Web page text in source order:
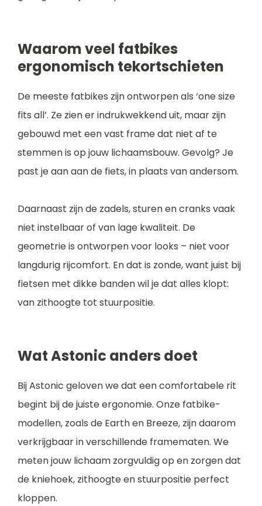
Waarom veel fatbikes
ergonomisch tekortschieten
De meeste fatbikes zijn ontworpen als ‘one size
fits all’. Ze zien er indrukwekkend uit, maar zijn
gebouwd met een vast frame dat niet af te
stemmen is op jouw lichaamsbouw. Gevolg? Je
past je aan aan de fiets, in plaats van andersom.
Daarnaast zijn de zadels, sturen en cranks vaak
niet instelbaar of van lage kwaliteit. De
geometrie is ontworpen voor looks – niet voor
langdurig rijcomfort. En dat is zonde, want juist bij
fietsen met dikke banden wil je dat alles klopt:
van zithoogte tot stuurpositie.
Wat Astonic anders doet
Bij Astonic geloven we dat een comfortabele rit
begint bij de juiste ergonomie. Onze fatbike-
modellen, zoals de Earth en Breeze, zijn daarom
verkrijgbaar in verschillende framematen. We
meten jouw lichaam zorgvuldig op en zorgen dat
de kniehoek, zithoogte en stuurpositie perfect
kloppen.